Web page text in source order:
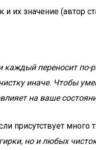
их значение (автор
переносит по-
иначе. Чтобы
на ваше
присутствует
но и любых